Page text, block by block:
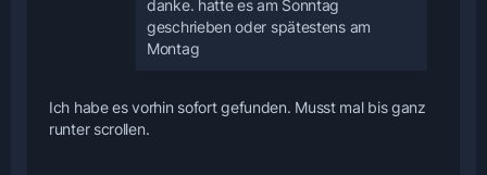
danke. hatte es am Sonntag
geschrieben oder spätestens am
Montag
Ich habe es vorhin sofort gefunden. Musst mal bis ganz
runter scrollen.